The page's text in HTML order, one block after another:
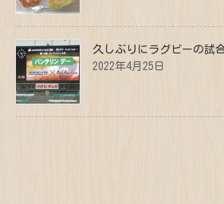
久しぶりにラグビーの試
2022年4月25日